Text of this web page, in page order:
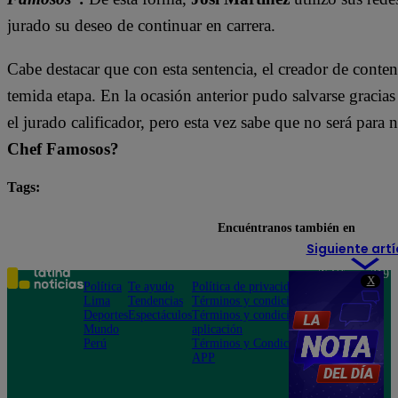
X
jurado su deseo de continuar en carrera.
Cabe destacar que con esta sentencia, el creador de
temida etapa. En la ocasión anterior pudo salvarse
el jurado calificador, pero esta vez sabe que no será para
Chef Famosos?
Tags:
Siguiente
Encuéntranos también en
Política
Lima
Deportes
Mundo
Perú
Te ayudo
Tendencias
Espectáculos
Política de privacidad
Términos y condiciones
Términos y condiciones
aplicación
Términos y Condiciones
APP
Teléfono: 219
Av. San
Felipe 968
Jesús María